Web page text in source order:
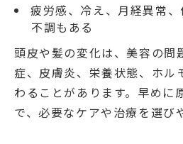
疲労感、冷え、月経異常
不調もある
頭皮や髪の変化は、美容の問
症、皮膚炎、栄養状態、ホル
わることがあります。早めに
で、必要なケアや治療を選び